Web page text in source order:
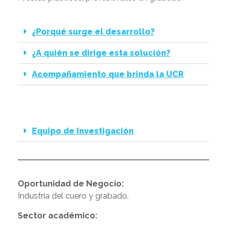
¿Porqué surge el desarrollo?
¿A quién se dirige esta solución?
Acompañamiento que brinda la UCR
Equipo de Investigación
Oportunidad de Negocio:
Industria del cuero y grabado.
Sector académico: